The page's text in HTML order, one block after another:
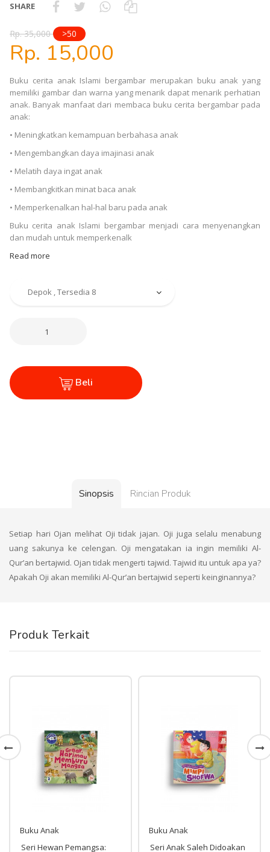
SHARE
Rp. 35,000 >50
Rp. 15,000
Buku cerita anak Islami bergambar merupakan buku anak yang
memiliki gambar dan warna yang menarik dapat menarik perhatian
anak. Banyak manfaat dari membaca buku cerita bergambar pada
anak:
• Meningkatkan kemampuan berbahasa anak
• Mengembangkan daya imajinasi anak
• Melatih daya ingat anak
• Membangkitkan minat baca anak
• Memperkenalkan hal-hal baru pada anak
Buku cerita anak Islami bergambar menjadi cara menyenangkan
dan mudah untuk memperkenalk
Read more
Beli
Sinopsis Rincian Produk
Setiap hari Ojan melihat Oji tidak jajan. Oji juga selalu menabung
uang sakunya ke celengan. Oji mengatakan ia ingin memiliki Al-
Qur’an bertajwid. Ojan tidak mengerti tajwid. Tajwid itu untuk apa ya?
Apakah Oji akan memiliki Al-Qur’an bertajwid seperti keinginannya?
Produk Terkait
Buku Anak
Seri Anak Saleh Didoakan
Buku Anak
SBMM 06 : Allah